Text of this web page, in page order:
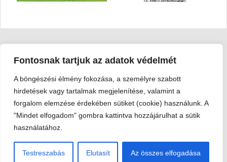
Fontosnak tartjuk az adatok védelmét
A böngészési élmény fokozása, a személyre szabott
hirdetések vagy tartalmak megjelenítése, valamint a
forgalom elemzése érdekében sütiket (cookie) használunk. A
"Mindet elfogadom" gombra kattintva hozzájárulhat a sütik
használatához.
Testreszabás Elutasít Az összes elfogadása
Viski Károly Múzeum Kalocsa
6300 Kalocsa, Szent István király út 25. · Telefon:
351
© 2026 Viski Károly Múzeum Kalocsa